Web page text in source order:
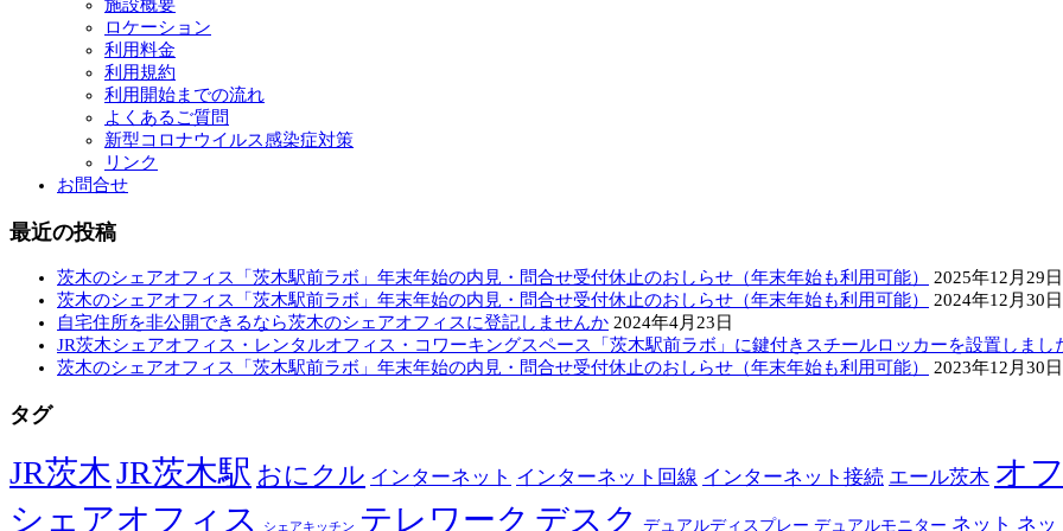
施設概要
ロケーション
利用料金
利用規約
利用開始までの流れ
よくあるご質問
新型コロナウイルス感染症対策
リンク
お問合せ
最近の投稿
茨木のシェアオフィス「茨木駅前ラボ」年末年始の内見・問合せ受付休止のおしらせ（年末年始も利用可能）
2025年12月29日
茨木のシェアオフィス「茨木駅前ラボ」年末年始の内見・問合せ受付休止のおしらせ（年末年始も利用可能）
2024年12月30日
自宅住所を非公開できるなら茨木のシェアオフィスに登記しませんか 2024年4月23日
JR茨木シェアオフィス・レンタルオフィス・コワーキングスペース「茨木駅前ラボ」に鍵付きスチールロッカーを設置しまし
茨木のシェアオフィス「茨木駅前ラボ」年末年始の内見・問合せ受付休止のおしらせ（年末年始も利用可能）
2023年12月30日
タグ
JR茨木JR茨木駅 おにクル インターネット インターネット回線 インターネット接続 エール茨木 オ
シェアオフィス
シェアキッチン テレワーク デスク デュアルディスプレー デュアルモニター ネット ネッ